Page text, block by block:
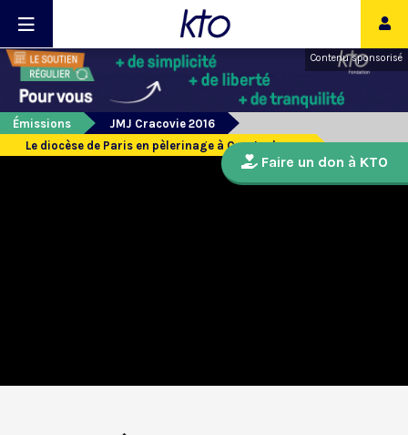
Contenu sponsorisé
Émissions
JMJ Cracovie 2016
Le diocèse de Paris en pèlerinage à Czestochowa
Faire un don à KTO